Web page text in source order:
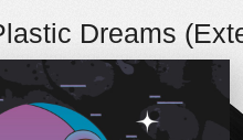
Dreams